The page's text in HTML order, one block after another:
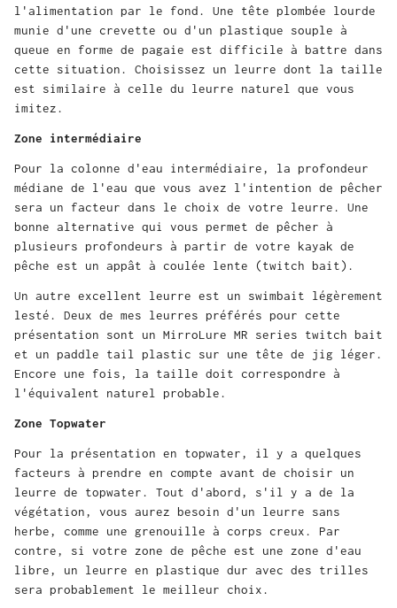
l'alimentation par le fond. Une tête plombée lourde
munie d'une crevette ou d'un plastique souple à
queue en forme de pagaie est difficile à battre dans
cette situation. Choisissez un leurre dont la taille
est similaire à celle du leurre naturel que vous
imitez.
Zone intermédiaire
Pour la colonne d'eau intermédiaire, la profondeur
médiane de l'eau que vous avez l'intention de pêcher
sera un facteur dans le choix de votre leurre. Une
bonne alternative qui vous permet de pêcher à
plusieurs profondeurs à partir de votre kayak de
pêche est un appât à coulée lente (twitch bait).
Un autre excellent leurre est un swimbait légèrement
lesté. Deux de mes leurres préférés pour cette
présentation sont un MirroLure MR series twitch bait
et un paddle tail plastic sur une tête de jig léger.
Encore une fois, la taille doit correspondre à
l'équivalent naturel probable.
Zone Topwater
Pour la présentation en topwater, il y a quelques
facteurs à prendre en compte avant de choisir un
leurre de topwater. Tout d'abord, s'il y a de la
végétation, vous aurez besoin d'un leurre sans
herbe, comme une grenouille à corps creux. Par
contre, si votre zone de pêche est une zone d'eau
libre, un leurre en plastique dur avec des trilles
sera probablement le meilleur choix.